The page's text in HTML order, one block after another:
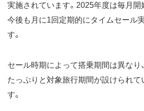
実施されています。2025年度は毎月開
今後も月に1回定期的にタイムセール
す。
セール時期によって搭乗期間は異なり
たっぷりと対象旅行期間が設けられて
す。